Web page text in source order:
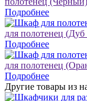
Подробнее
для полотенец
Подробнее
для полотенец
Подробнее
Другие товары из